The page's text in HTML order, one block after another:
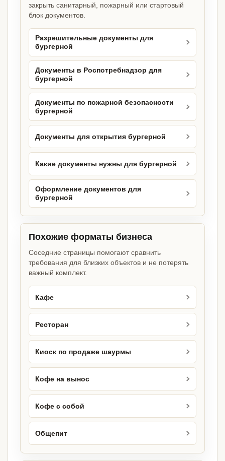
закрыть санитарный, пожарный или стартовый
блок документов.
Разрешительные документы для
бургерной
Документы в Роспотребнадзор для
бургерной
Документы по пожарной безопасности
бургерной
Документы для открытия бургерной
Какие документы нужны для бургерной
Оформление документов для
бургерной
Похожие форматы бизнеса
Соседние страницы помогают сравнить
требования для близких объектов и не потерять
важный комплект.
Кафе
Ресторан
Киоск по продаже шаурмы
Кофе на вынос
Кофе с собой
Общепит